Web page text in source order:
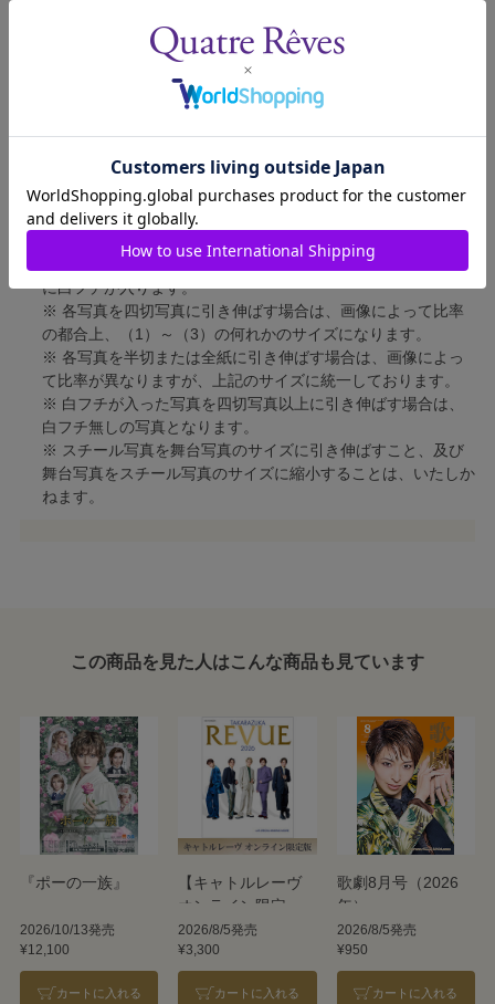
短辺 217mm × 長辺 305mm
短辺 213mm × 長辺 305mm
全紙写真
短辺 402mm × 長辺 559mm
写真のサイズにつきまして、下記の件も併せてご了承ください。
※ 宝塚大劇場および新人公演の舞台写真につきましては、4辺
に白フチが入ります。
※ 各写真を四切写真に引き伸ばす場合は、画像によって比率
の都合上、（1）～（3）の何れかのサイズになります。
※ 各写真を半切または全紙に引き伸ばす場合は、画像によっ
て比率が異なりますが、上記のサイズに統一しております。
※ 白フチが入った写真を四切写真以上に引き伸ばす場合は、
白フチ無しの写真となります。
※ スチール写真を舞台写真のサイズに引き伸ばすこと、及び
舞台写真をスチール写真のサイズに縮小することは、いたしか
ねます。
この商品を見た人はこんな商品も見ています
『ポーの一族』
2026/10/13発売
¥12,100
カートに入れる
【キャトルレーヴ
オンライン限定
版】TAKARAZUKA
REVUE 2026
2026/8/5発売
¥3,300
カートに入れる
歌劇8月号（2026
年）
2026/8/5発売
¥950
カートに入れる